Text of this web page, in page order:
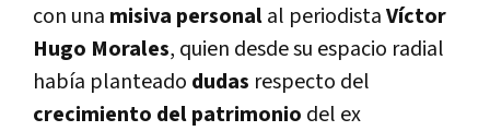
con una misiva personalal periodistaVíctor
Hugo Morales, quien desde su espacio radial
había planteado dudas respecto del
crecimiento del patrimonio del ex